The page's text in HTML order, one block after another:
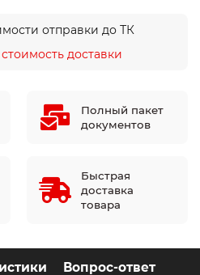
отправки до ТК
доставки
Полный пакет
документов
Быстрая
доставка
товара
Вопрос-ответ